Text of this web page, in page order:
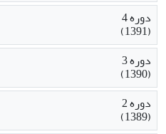
دوره 4
(1391)
دوره 3
(1390)
دوره 2
(1389)